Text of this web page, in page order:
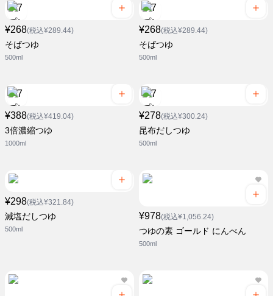
¥268(税込¥289.44)
そばつゆ
500ml
¥268(税込¥289.44)
そばつゆ
500ml
¥388(税込¥419.04)
3倍濃縮つゆ
1000ml
¥278(税込¥300.24)
昆布だしつゆ
500ml
¥298(税込¥321.84)
減塩だしつゆ
500ml
¥978(税込¥1,056.24)
つゆの素 ゴールド にんべん
500ml